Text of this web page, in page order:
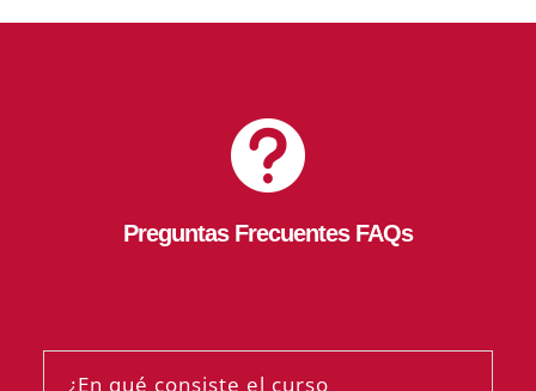

Preguntas Frecuentes FAQs
¿En qué consiste el curso